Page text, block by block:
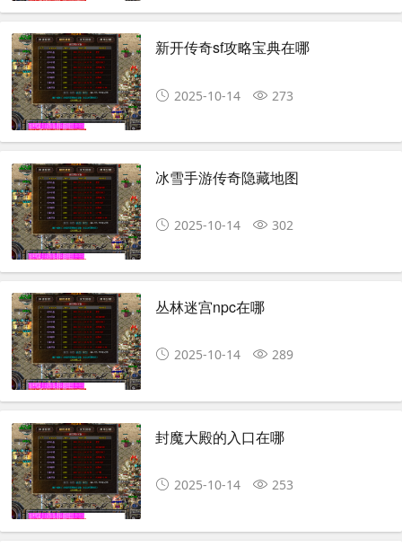
新开传奇sf攻略宝典在哪
2025-10-14 273
冰雪手游传奇隐藏地图
2025-10-14 302
丛林迷宫npc在哪
2025-10-14 289
封魔大殿的入口在哪
2025-10-14 253